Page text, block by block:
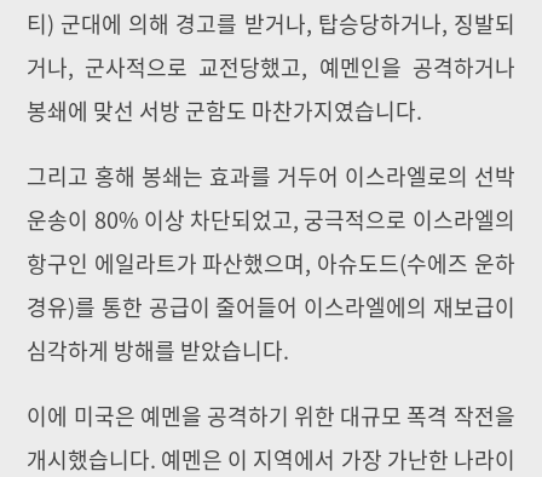
티) 군대에 의해 경고를 받거나, 탑승당하거나, 징발되
거나, 군사적으로 교전당했고, 예멘인을 공격하거나
봉쇄에 맞선 서방 군함도 마찬가지였습니다.
그리고 홍해 봉쇄는 효과를 거두어 이스라엘로의 선박
운송이 80% 이상 차단되었고, 궁극적으로 이스라엘의
항구인 에일라트가 파산했으며, 아슈도드(수에즈 운하
경유)를 통한 공급이 줄어들어 이스라엘에의 재보급이
심각하게 방해를 받았습니다.
이에 미국은 예멘을 공격하기 위한 대규모 폭격 작전을
개시했습니다. 예멘은 이 지역에서 가장 가난한 나라이